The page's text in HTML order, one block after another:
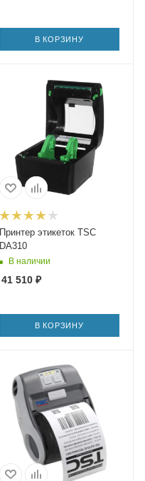
В КОРЗИНУ
Принтер этикеток TSC
DA310
В наличии
41 510₽
В КОРЗИНУ